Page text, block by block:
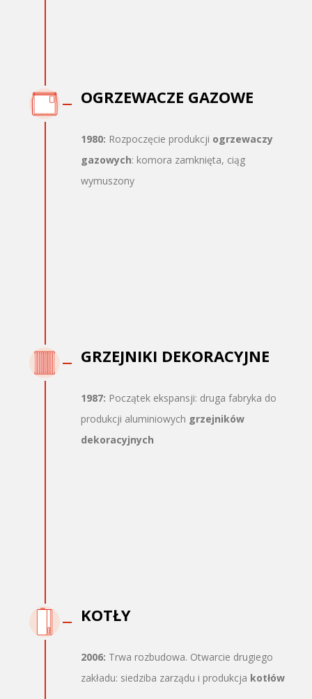
OGRZEWACZE GAZOWE
1980: Rozpoczęcie produkcji ogrzewaczy
gazowych: komora zamknięta, ciąg
wymuszony
GRZEJNIKI DEKORACYJNE
1987: Początek ekspansji: druga fabryka do
produkcji aluminiowych grzejników
dekoracyjnych
KOTŁY
2006: Trwa rozbudowa. Otwarcie drugiego
zakładu: siedziba zarządu i produkcja kotłów